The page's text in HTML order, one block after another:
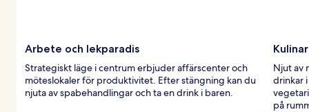
Arbete och lekparadis
Strategiskt läge i centrum erbjuder affärscenter och
möteslokaler för produktivitet. Efter stängning kan du
njuta av spabehandlingar och ta en drink i baren.
Njut av
drinkar
på